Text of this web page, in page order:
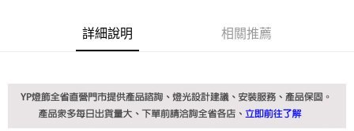
詳細說明 相關推薦